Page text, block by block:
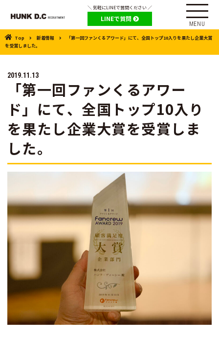
＼ 気軽にLINEで質問ください ／
LINEで質問
Top 新着情報
「第一回ファンくるアワード」にて、全国トップ10入りを果たし企業大賞
を受賞しました。
2019.11.13
「第一回ファンくるアワー
ド」にて、全国トップ10入り
を果たし企業大賞を受賞しま
した。